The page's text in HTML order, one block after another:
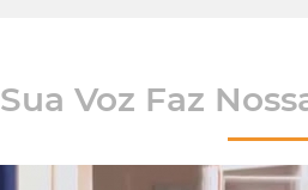
Sua Voz Faz